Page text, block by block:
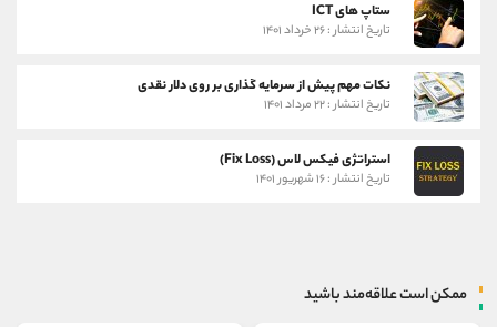
ستاپ های ICT
تاریخ انتشار : ۲۶ خرداد ۱۴۰۱
نکات مهم پیش از سرمایه گذاری بر روی دلار نقدی
تاریخ انتشار : ۲۲ مرداد ۱۴۰۱
استراتژی فیکس لاس (Fix Loss)
تاریخ انتشار : ۱۶ شهریور ۱۴۰۱
ممکن است علاقه‌مند باشید